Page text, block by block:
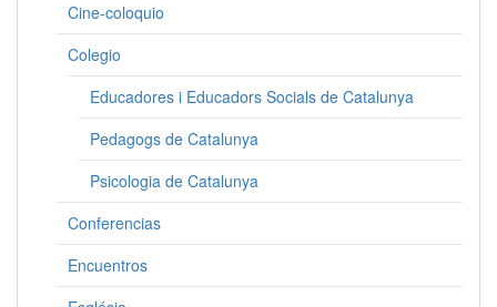
Cine-coloquio
Colegio
Educadores i Educadors Socials de Catalunya
Pedagogs de Catalunya
Psicologia de Catalunya
Conferencias
Encuentros